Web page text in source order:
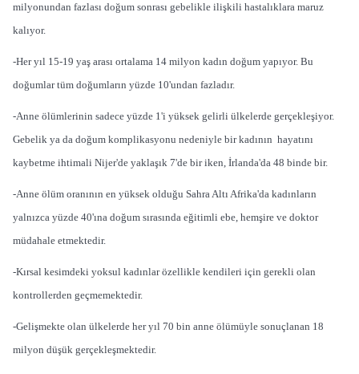
milyonundan fazlası doğum sonrası gebelikle ilişkili hastalıklara maruz
kalıyor.
-Her yıl 15-19 yaş arası ortalama 14 milyon kadın doğum yapıyor. Bu
doğumlar tüm doğumların yüzde 10'undan fazladır.
-Anne ölümlerinin sadece yüzde 1'i yüksek gelirli ülkelerde gerçekleşiyor.
Gebelik ya da doğum komplikasyonu nedeniyle bir kadının hayatını
kaybetme ihtimali Nijer'de yaklaşık 7'de bir iken, İrlanda'da 48 binde bir.
-Anne ölüm oranının en yüksek olduğu Sahra Altı Afrika'da kadınların
yalnızca yüzde 40'ına doğum sırasında eğitimli ebe, hemşire ve doktor
müdahale etmektedir.
-Kırsal kesimdeki yoksul kadınlar özellikle kendileri için gerekli olan
kontrollerden geçmemektedir.
-Gelişmekte olan ülkelerde her yıl 70 bin anne ölümüyle sonuçlanan 18
milyon düşük gerçekleşmektedir.